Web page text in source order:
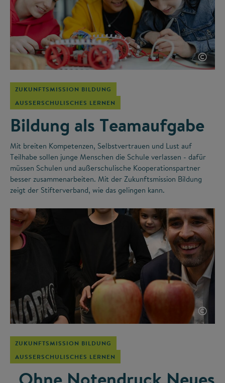
©
ZUKUNFTSMISSION BILDUNG
AUSSERSCHULISCHES LERNEN
Bildung als Teamaufgabe
Mit breiten Kompetenzen, Selbstvertrauen und Lust auf
Teilhabe sollen junge Menschen die Schule verlassen - dafür
müssen Schulen und außerschulische Kooperationspartner
besser zusammenarbeiten. Mit der Zukunftsmission Bildung
zeigt der Stifterverband, wie das gelingen kann.
©
ZUKUNFTSMISSION BILDUNG
AUSSERSCHULISCHES LERNEN